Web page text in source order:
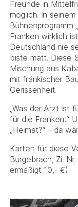
Freunde in
möglich. In
Bühnenprogramm
Franken wirklich
Deutschland nie
biste matt. Diese
Mischung aus
mit fränkischer
Gerissenheit.
„Was der Arzt ist
für die Franken!“
„Heimat?“ – da
Karten für diese
Burgebrach, Zi.
ermäßigt 10,- €).